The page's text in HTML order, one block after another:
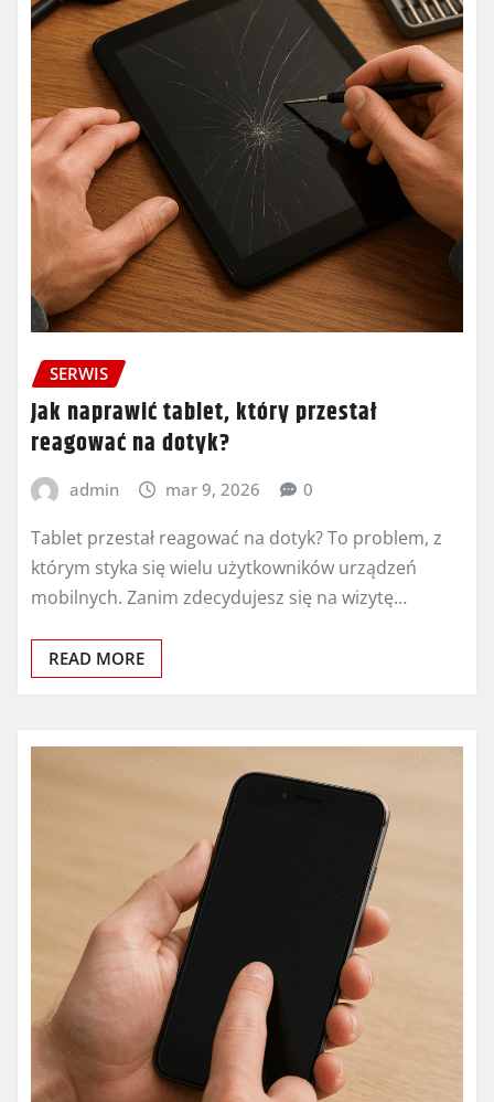
SERWIS
Jak naprawić tablet, który przestał
reagować na dotyk?
admin mar 9, 2026 0
Tablet przestał reagować na dotyk? To problem, z
którym styka się wielu użytkowników urządzeń
mobilnych. Zanim zdecydujesz się na wizytę…
READ MORE